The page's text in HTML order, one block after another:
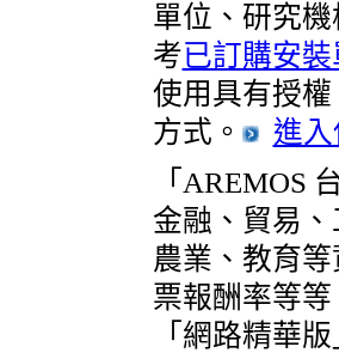
單位、研究
考已訂購安裝
使用具有授
方式。
進
「AREMOS
金融、貿易
農業、教育
票報酬率等
「網路精華